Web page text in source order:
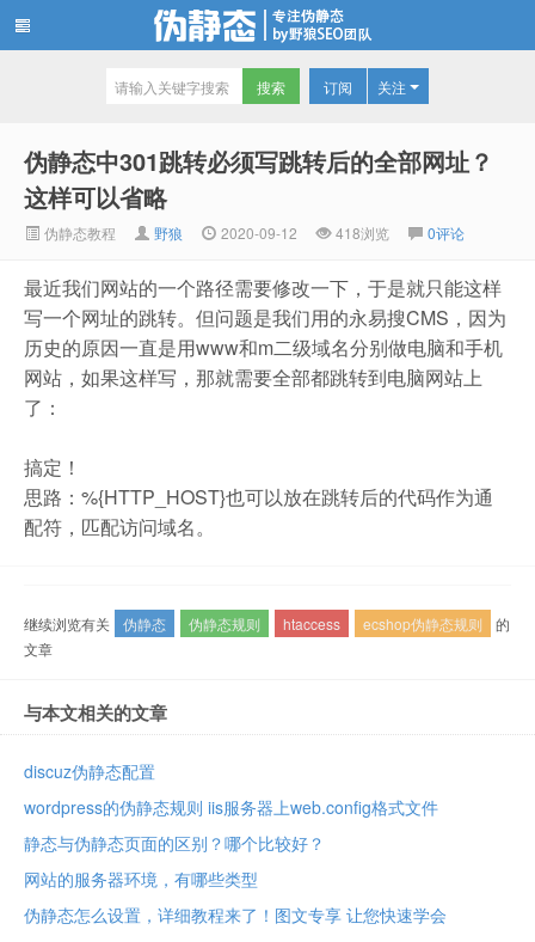
订阅 关注
伪静态中301跳转必须写跳转后的全部网址？
这样可以省略
伪静态教程 野狼 2020-09-12 418浏览 0评论
最近我们网站的一个路径需要修改一下，于是就只能这样
写一个网址的跳转。但问题是我们用的永易搜CMS，因为
历史的原因一直是用www和m二级域名分别做电脑和手机
网站，如果这样写，那就需要全部都跳转到电脑网站上
了：
搞定！
思路：%{HTTP_HOST}也可以放在跳转后的代码作为通
配符，匹配访问域名。
继续浏览有关 伪静态 伪静态规则 htaccess ecshop伪静态规则
的
文章
与本文相关的文章
discuz伪静态配置
wordpress的伪静态规则 iis服务器上web.config格式文件
静态与伪静态页面的区别？哪个比较好？
网站的服务器环境，有哪些类型
伪静态怎么设置，详细教程来了！图文专享 让您快速学会